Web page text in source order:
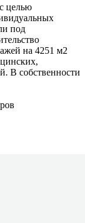
целью
под
на 4251 м2
В собственности